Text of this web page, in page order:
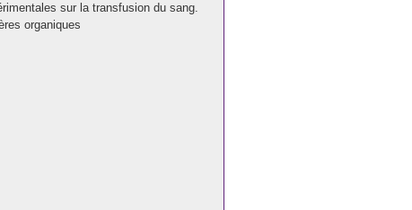
sur la transfusion du sang.
organiques